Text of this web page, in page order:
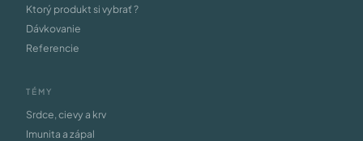
Ktorý produkt si vybrať ?
Dávkovanie
Referencie
TÉMY
Srdce, cievy a krv
Imunita a zápal